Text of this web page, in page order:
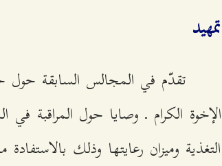
تمهيد
تقدّم في المجالس السابقة حول
الإخوة الكرام ـ وصايا حول المراقبة
التغذية وميزان رعايتها وذلك